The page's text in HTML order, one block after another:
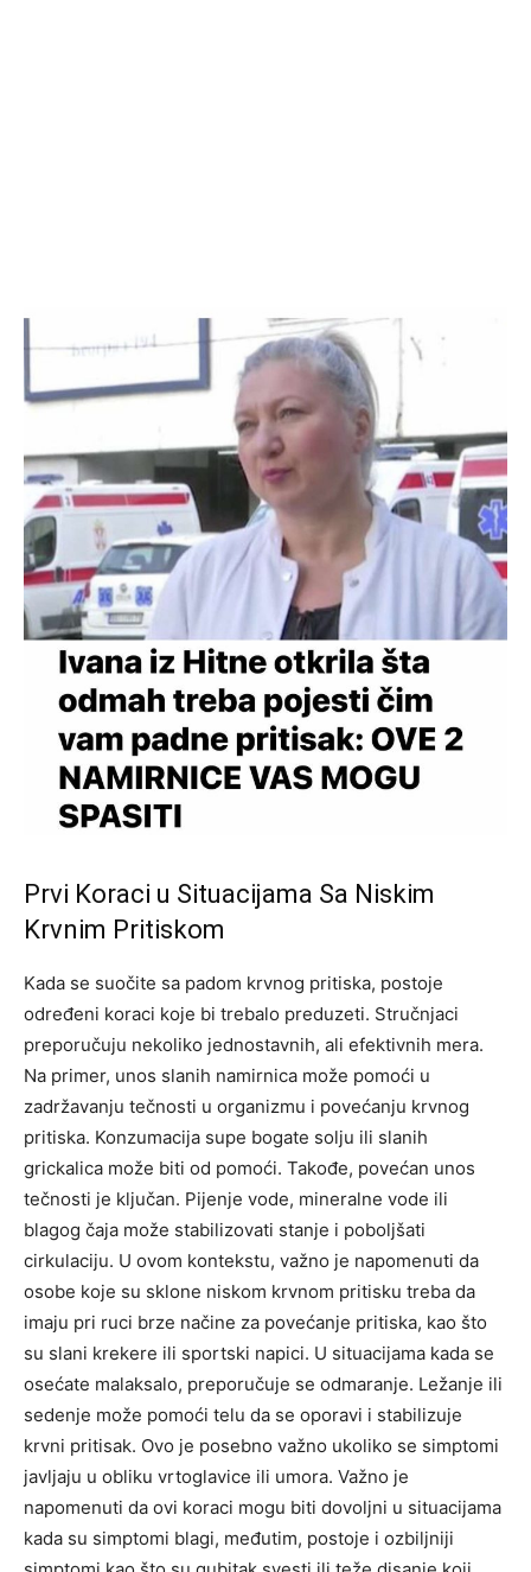
Prvi Koraci u Situacijama Sa Niskim
Krvnim Pritiskom
Kada se suočite sa padom krvnog pritiska, postoje
određeni koraci koje bi trebalo preduzeti. Stručnjaci
preporučuju nekoliko jednostavnih, ali efektivnih mera.
Na primer, unos slanih namirnica može pomoći u
zadržavanju tečnosti u organizmu i povećanju krvnog
pritiska. Konzumacija supe bogate solju ili slanih
grickalica može biti od pomoći. Takođe, povećan unos
tečnosti je ključan. Pijenje vode, mineralne vode ili
blagog čaja može stabilizovati stanje i poboljšati
cirkulaciju. U ovom kontekstu, važno je napomenuti da
osobe koje su sklone niskom krvnom pritisku treba da
imaju pri ruci brze načine za povećanje pritiska, kao što
su slani krekere ili sportski napici. U situacijama kada se
osećate malaksalo, preporučuje se odmaranje. Ležanje ili
sedenje može pomoći telu da se oporavi i stabilizuje
krvni pritisak. Ovo je posebno važno ukoliko se simptomi
javljaju u obliku vrtoglavice ili umora. Važno je
napomenuti da ovi koraci mogu biti dovoljni u situacijama
kada su simptomi blagi, međutim, postoje i ozbiljniji